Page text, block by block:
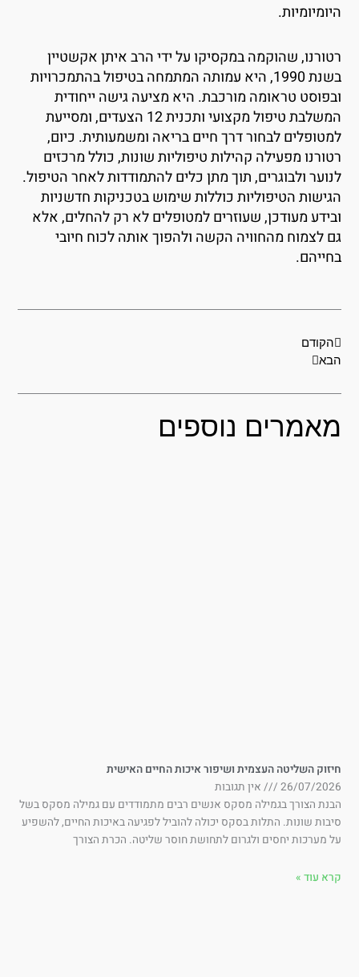
שהוקמה במקסיקו על ידי הרב איתן אקשטיין
בשנת 1990, היא עמותה המתמחה בטיפול בהתמכרויות
טראומה מורכבת. היא מציעה גישה ייחודית
המשלבת טיפול מקצועי ותכנית 12 הצעדים, ומסייעת
לבחור דרך חיים בריאה ומשמעותית. כיום,
מפעילה קהילות טיפוליות שונות, כולל מרכזים
ולבוגרים, תוך מתן כלים להתמודדות לאחר הטיפול.
הטיפוליות כוללות שימוש בטכניקות חדשניות
מעודכן, שעוזרים למטופלים לא רק להחלים, אלא
לצמוח מהחוויה הקשה ולהפוך אותה לכוח חיובי
הקודם
נוספים
השליטה העצמית ושיפור איכות החיים האישית
26/07/
אין תגובות
הצורך בגמילה מסקס אנשים רבים מתמודדים עם גמילה מסקס בשל
שונות. התלות בסקס יכולה להוביל לפגיעה באיכות החיים, להשפיע
מערכות יחסים ולגרום לתחושת חוסר שליטה. הכרת הצורך
עוד »